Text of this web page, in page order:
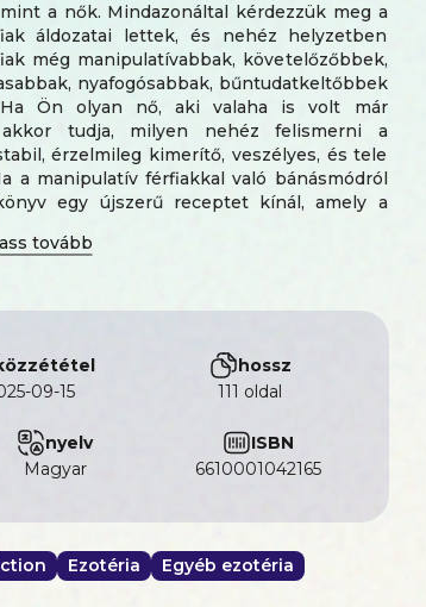
a nők. Mindazonáltal kérdezzük meg a
áldozatai lettek, és nehéz helyzetben
még manipulatívabbak, követelőzőbbek,
nyafogósabbak, bűntudatkeltőbbek
Ön olyan nő, aki valaha is volt már
akkor tudja, milyen nehéz felismerni a
érzelmileg kimerítő, veszélyes, és tele
a manipulatív férfiakkal való bánásmódról
egy újszerű receptet kínál, amely a
meghatározásában. Eszközök, amelyek
És ez még nem minden! A könyv
olvasókat arra, hogyan ismerjék fel a
hogyan kezeljék a tevékenysége
09-15
hossz
111 oldal
nyelv
magyar
ISBN
6610001042165
Ezotéria
Egyéb ezotéria